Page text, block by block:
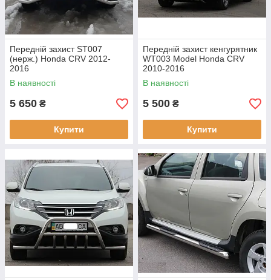
Передній захист ST007
(нерж.) Honda CRV 2012-
2016
В наявності
5 650 ₴
Купити
Передній захист кенгурятник
WT003 Model Honda CRV
2010-2016
В наявності
5 500 ₴
Купити